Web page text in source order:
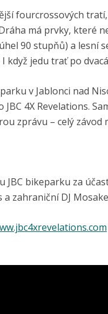
fourcrossových
má prvky, které
90 stupňů) a lesní
jedu trať po
v Jablonci nad
4X Revelations.
zprávu – celý
bikeparku za
zahraniční DJ